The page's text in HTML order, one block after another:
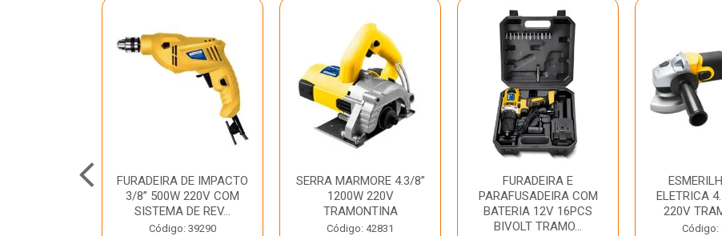
FURADEIRA DE IMPACTO
3/8” 500W 220V COM
SISTEMA DE REV...
Código: 39290
SERRA MARMORE 4.3/8”
1200W 220V
TRAMONTINA
Código: 42831
FURADEIRA E
PARAFUSADEIRA COM
BATERIA 12V 16PCS
BIVOLT TRAMO...
ELETRICA
220V
Código: